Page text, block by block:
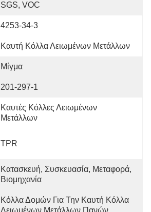
SGS, VOC
4253-34-3
Καυτή Κόλλα Λειωμένων Μετάλλων
Μίγμα
201-297-1
Καυτές Κόλλες Λειωμένων
Μετάλλων
TPR
Κατασκευή, Συσκευασία, Μεταφορά,
Βιομηχανία
Κόλλα Δομών Για Την Καυτή Κόλλα
Λειωμένων Μετάλλων Πανών